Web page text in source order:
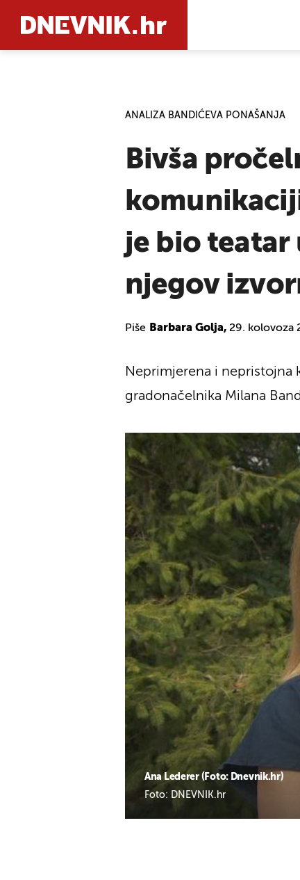
ANALIZA BANDIĆEVA PONAŠANJA
Bivša
je bio teatar
njegov
Piše Barbara Golja, 29. kolovoza
Ana Lederer (Foto: Dnevnik.hr)
Foto: DNEVNIK.hr
Neprimjerena i nepristojna
gradonačelnika Milana